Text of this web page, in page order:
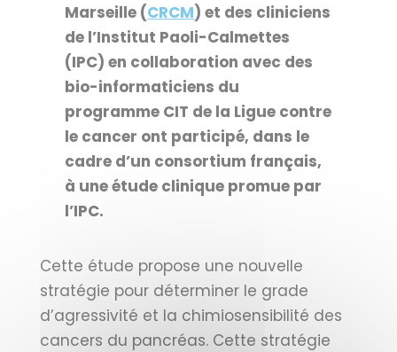
Marseille (CRCM) et des cliniciens
de l’Institut Paoli-Calmettes
(IPC) en collaboration avec des
bio-informaticiens du
programme CIT de la Ligue contre
le cancer ont participé, dans le
cadre d’un consortium français,
à une étude clinique promue par
l’IPC.
Cette étude propose une nouvelle
stratégie pour déterminer le grade
d’agressivité et la chimiosensibilité des
cancers du pancréas. Cette stratégie